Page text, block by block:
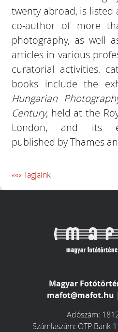
twenty abroad, is
co-author of more
photography, as well
articles in various
curatorial activities,
books include the
Hungarian
Century, held at the
London, and its
published by Thames
««« Tagjaink
Magyar
mafot@mafot.hu
Adószám:
Számlaszám: OTP Bank